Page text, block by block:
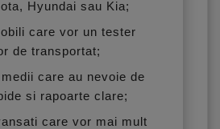
Hyundai sau Kia;
care vor un tester
de transportat;
care au nevoie de
si rapoarte clare;
care vor mai mult